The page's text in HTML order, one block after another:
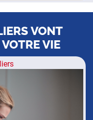
VONT
VIE